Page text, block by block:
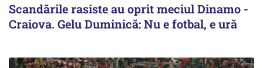
Scandările rasiste au oprit meciul Dinamo -
Craiova. Gelu Duminică: Nu e fotbal, e ură